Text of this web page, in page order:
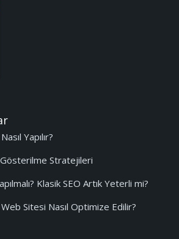
Yapılır?
Gösterilme Stratejileri
Klasik SEO Artık Yeterli mi?
Sitesi Nasıl Optimize Edilir?